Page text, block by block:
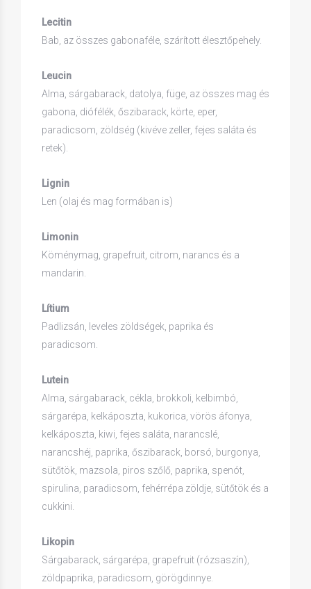
Lecitin
Bab, az összes gabonaféle, szárított élesztőpehely.
Leucin
Alma, sárgabarack, datolya, füge, az összes mag és
gabona, diófélék, őszibarack, körte, eper,
paradicsom, zöldség (kivéve zeller, fejes saláta és
retek).
Lignin
Len (olaj és mag formában is)
Limonin
Köménymag, grapefruit, citrom, narancs és a
mandarin.
Lítium
Padlizsán, leveles zöldségek, paprika és
paradicsom.
Lutein
Alma, sárgabarack, cékla, brokkoli, kelbimbó,
sárgarépa, kelkáposzta, kukorica, vörös áfonya,
kelkáposzta, kiwi, fejes saláta, narancslé,
narancshéj, paprika, őszibarack, borsó, burgonya,
sütőtök, mazsola, piros szőlő, paprika, spenót,
spirulina, paradicsom, fehérrépa zöldje, sütőtök és a
cukkini.
Likopin
Sárgabarack, sárgarépa, grapefruit (rózsaszín),
zöldpaprika, paradicsom, görögdinnye.